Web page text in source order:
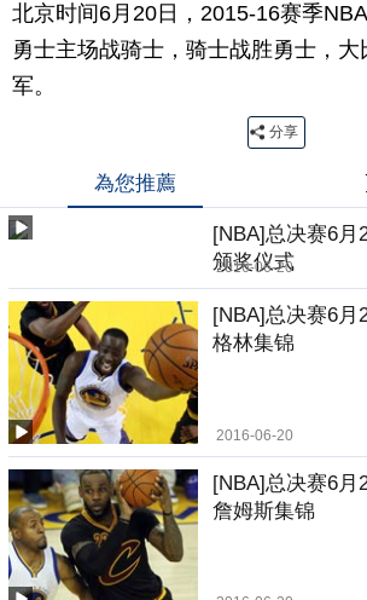
北京时间6月20日，2015-16赛季
勇士主场战骑士，骑士战胜勇士，
军。
分享
為您推薦
[NBA]总决赛6月
颁奖仪式
2016-06-20
[NBA]总决赛6月
格林集锦
2016-06-20
[NBA]总决赛6月
詹姆斯集锦